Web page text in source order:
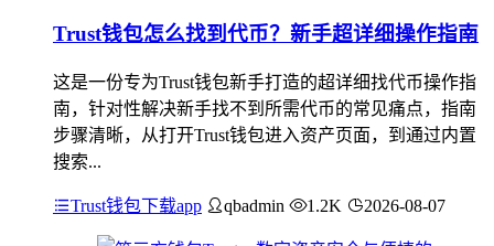
Trust钱包怎么找到代币？新手超详细操作指南
这是一份专为Trust钱包新手打造的超详细找代币操作指
南，针对性解决新手找不到所需代币的常见痛点，指南
步骤清晰，从打开Trust钱包进入资产页面，到通过内置
搜索...
Trust钱包下载app qbadmin 1.2K 2026-08-07